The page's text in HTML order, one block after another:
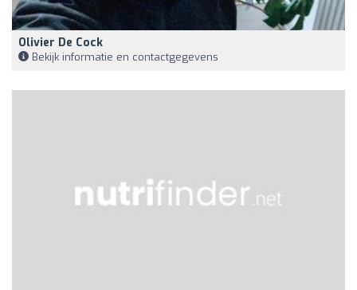
Olivier De Cock
Bekijk informatie en contactgegevens